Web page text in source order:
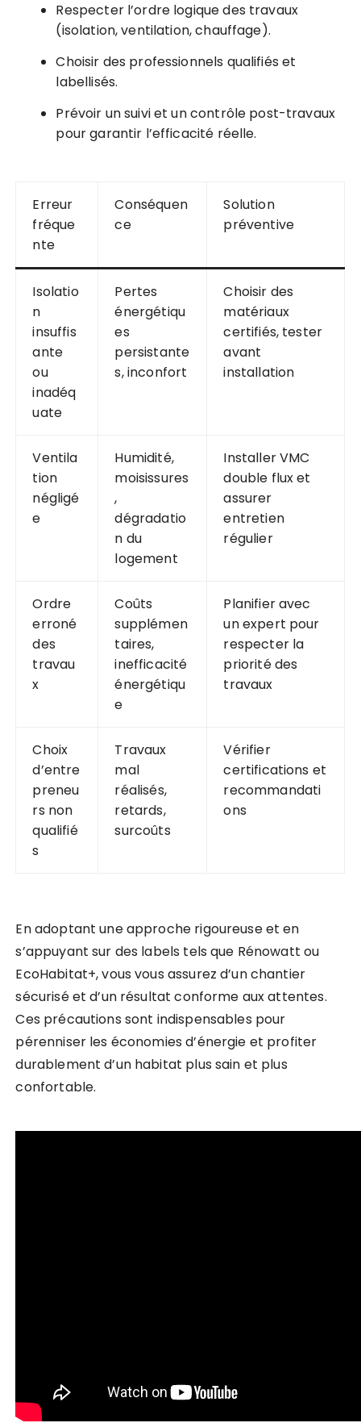
Respecter l’ordre logique des travaux
(isolation, ventilation, chauffage).
Choisir des professionnels qualifiés et
labellisés.
Prévoir un suivi et un contrôle post-travaux
pour garantir l’efficacité réelle.
Erreur
fréque
nte
Conséquen
ce
Solution
préventive
Isolatio
n
insuffis
ante
ou
inadéq
uate
Pertes
énergétiqu
es
persistante
s, inconfort
Choisir des
matériaux
certifiés, tester
avant
installation
Ventila
tion
négligé
e
Humidité,
moisissures
,
dégradatio
n du
logement
Installer VMC
double flux et
assurer
entretien
régulier
Ordre
erroné
des
travau
x
Coûts
supplémen
taires,
inefficacité
énergétiqu
e
Planifier avec
un expert pour
respecter la
priorité des
travaux
Choix
d’entre
preneu
rs non
qualifié
s
Travaux
mal
réalisés,
retards,
surcoûts
Vérifier
certifications et
recommandati
ons
En adoptant une approche rigoureuse et en
s’appuyant sur des labels tels que Rénowatt ou
EcoHabitat+, vous vous assurez d’un chantier
sécurisé et d’un résultat conforme aux attentes.
Ces précautions sont indispensables pour
pérenniser les économies d’énergie et profiter
durablement d’un habitat plus sain et plus
confortable.